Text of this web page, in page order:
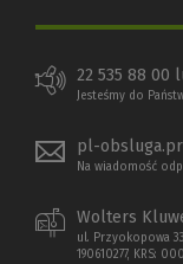
22 535 88 00
Jesteśmy do
pl-
Na wiadomość
Wolters
ul. Przyokopowa
190610277, KRS: